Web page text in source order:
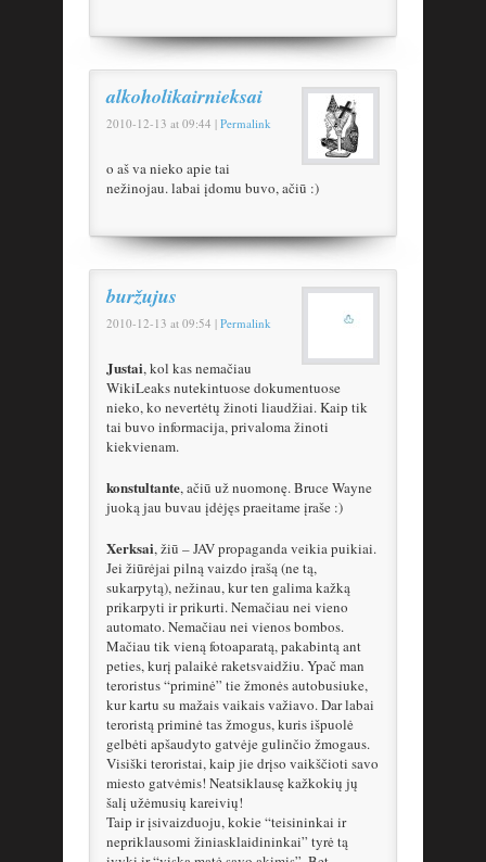
alkoholikairnieksai
2010-12-13 at 09:44 | Permalink
o aš va nieko apie tai
nežinojau. labai įdomu buvo, ačiū :)
buržujus
2010-12-13 at 09:54 | Permalink
Justai, kol kas nemačiau
WikiLeaks nutekintuose dokumentuose
nieko, ko nevertėtų žinoti liaudžiai. Kaip tik
tai buvo informacija, privaloma žinoti
kiekvienam.
konstultante, ačiū už nuomonę. Bruce Wayne
juoką jau buvau įdėjęs praeitame įraše :)
Xerksai, žiū – JAV propaganda veikia puikiai.
Jei žiūrėjai pilną vaizdo įrašą (ne tą,
sukarpytą), nežinau, kur ten galima kažką
prikarpyti ir prikurti. Nemačiau nei vieno
automato. Nemačiau nei vienos bombos.
Mačiau tik vieną fotoaparatą, pakabintą ant
peties, kurį palaikė raketsvaidžiu. Ypač man
teroristus “priminė” tie žmonės autobusiuke,
kur kartu su mažais vaikais važiavo. Dar labai
teroristą priminė tas žmogus, kuris išpuolė
gelbėti apšaudyto gatvėje gulinčio žmogaus.
Visiški teroristai, kaip jie drįso vaikščioti savo
miesto gatvėmis! Neatsiklausę kažkokių jų
šalį užėmusių kareivių!
Taip ir įsivaizduoju, kokie “teisininkai ir
nepriklausomi žiniasklaidininkai” tyrė tą